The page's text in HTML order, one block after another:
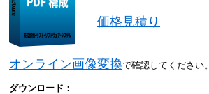
価格見積り
オンライン画像変換で確認してください。
ダウンロード：